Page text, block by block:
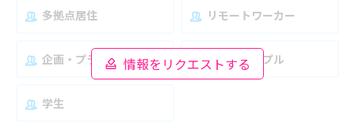
情報をリクエストする
多拠点居住 リモートワーカー
企画・プランナー 夫婦・カップル
学生